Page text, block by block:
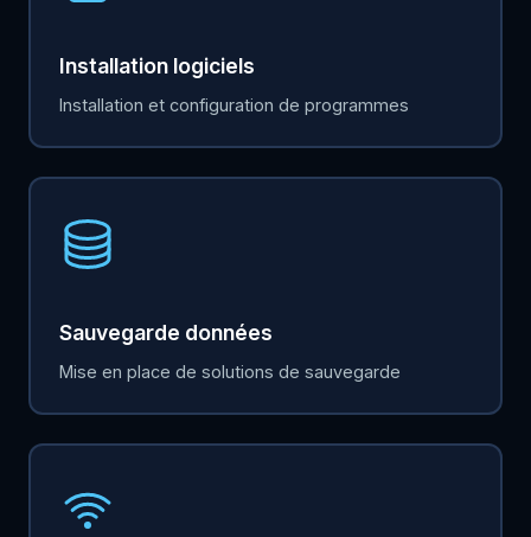
Installation logiciels
Installation et configuration de programmes
Sauvegarde données
Mise en place de solutions de sauvegarde